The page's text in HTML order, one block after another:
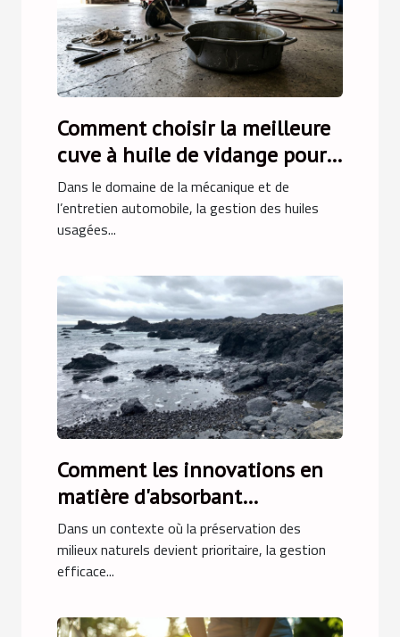
Comment choisir la meilleure
cuve à huile de vidange pour
votre atelier ?
Dans le domaine de la mécanique et de
l’entretien automobile, la gestion des huiles
usagées...
Comment les innovations en
matière d'absorbant
hydrocarbures améliorent-
elles la gestion
environnementale ?
Dans un contexte où la préservation des
milieux naturels devient prioritaire, la gestion
efficace...